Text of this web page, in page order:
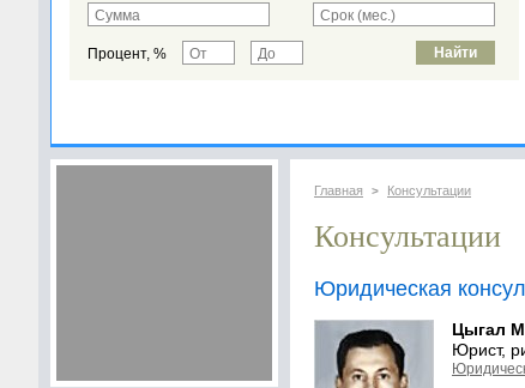
Процент, %
Главная > Консультации
Консультации
Юридическая
Цыгал
Юрист,